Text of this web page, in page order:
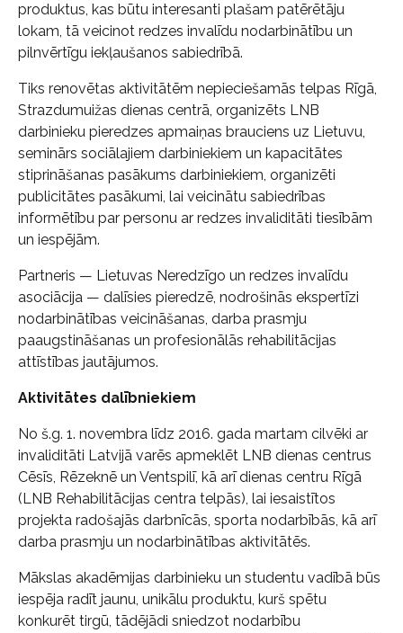
produktus, kas būtu interesanti plašam patērētāju
lokam, tā veicinot redzes invalīdu nodarbinātību un
pilnvērtīgu iekļaušanos sabiedrībā.
Tiks renovētas aktivitātēm nepieciešamās telpas Rīgā,
Strazdumuižas dienas centrā, organizēts LNB
darbinieku pieredzes apmaiņas brauciens uz Lietuvu,
seminārs sociālajiem darbiniekiem un kapacitātes
stiprināšanas pasākums darbiniekiem, organizēti
publicitātes pasākumi, lai veicinātu sabiedrības
informētību par personu ar redzes invaliditāti tiesībām
un iespējām.
Partneris — Lietuvas Neredzīgo un redzes invalīdu
asociācija — dalīsies pieredzē, nodrošinās ekspertīzi
nodarbinātības veicināšanas, darba prasmju
paaugstināšanas un profesionālās rehabilitācijas
attīstības jautājumos.
Aktivitātes dalībniekiem
No š.g. 1. novembra līdz 2016. gada martam cilvēki ar
invaliditāti Latvijā varēs apmeklēt LNB dienas centrus
Cēsīs, Rēzeknē un Ventspilī, kā arī dienas centru Rīgā
(LNB Rehabilitācijas centra telpās), lai iesaistītos
projekta radošajās darbnīcās, sporta nodarbībās, kā arī
darba prasmju un nodarbinātības aktivitātēs.
Mākslas akadēmijas darbinieku un studentu vadībā būs
iespēja radīt jaunu, unikālu produktu, kurš spētu
konkurēt tirgū, tādējādi sniedzot nodarbību